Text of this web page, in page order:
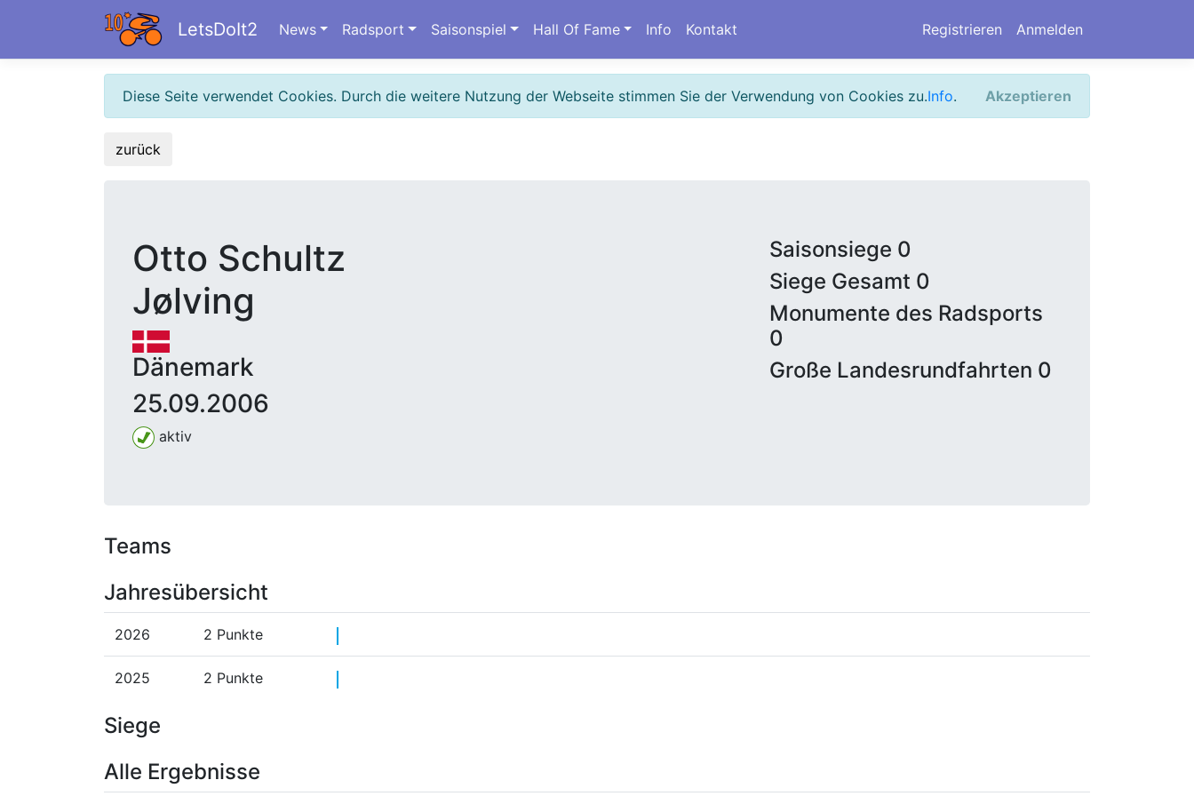
LetsDoIt2 Registrieren Anmelden
News Radsport Saisonspiel Hall Of Fame Info Kontakt
Diese Seite verwendet Cookies. Durch die weitere Nutzung der Webseite stimmen Sie der Verwendung von Cookies zu.Info. Akzeptieren
zurück
Otto Schultz
Jølving
Dänemark
25.09.2006
aktiv
Saisonsiege 0
Siege Gesamt 0
Monumente des Radsports
0
Große Landesrundfahrten 0
Teams
Jahresübersicht
2026 2 Punkte
2025 2 Punkte
Siege
Alle Ergebnisse